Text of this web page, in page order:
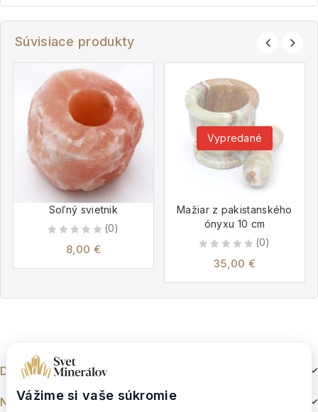
Súvisiace produkty
Soľný svietnik
(0)
8,00 €
Vypredané
Mažiar z pakistanského
ónyxu 10 cm
(0)
35,00 €
Dokumenty
Nakupovanie
Vážime si vaše súkromie